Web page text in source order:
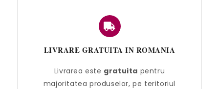
LIVRARE GRATUITA IN ROMANIA
Livrarea este gratuita pentru
majoritatea produselor, pe teritoriul